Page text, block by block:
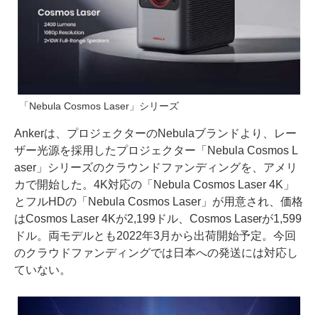
「Nebula Cosmos Laser」シリーズ
Ankerは、プロジェクターのNebulaブランドより、レー
ザー光源を採用したプロジェクター「Nebula Cosmos L
aser」シリーズのクラウンドファンディングを、アメリ
カで開始した。4K対応の「Nebula Cosmos Laser 4K」
とフルHDの「Nebula Cosmos Laser」が用意され、価格
はCosmos Laser 4Kが2,199ドル、Cosmos Laserが1,599
ドル。両モデルとも2022年3月から出荷開始予定。今回
のクラウドファンディングでは日本への発送には対応し
ていない。